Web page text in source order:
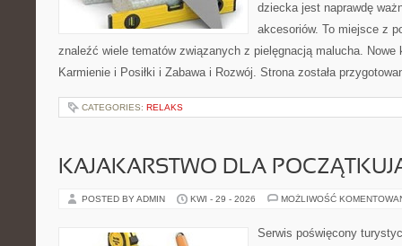
dziecka jest naprawdę
akcesoriów. To miejsce z
znaleźć wiele tematów związanych z pielęgnacją malucha. Nowe
Karmienie i Posiłki i Zabawa i Rozwój. Strona została
CATEGORIES: RELAKS
KAJAKARSTWO DLA
POSTED BY ADMIN KWI - 29 - 2026 MOŻLIWOŚĆ
Serwis poświęcony